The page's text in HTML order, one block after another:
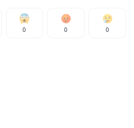
0 0 0